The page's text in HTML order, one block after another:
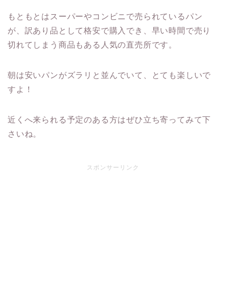
もともとはスーパーやコンビニで売られているパン
が、訳あり品として格安で購入でき、早い時間で売り
切れてしまう商品もある人気の直売所です。
朝は安いパンがズラリと並んでいて、とても楽しいで
すよ！
近くへ来られる予定のある方はぜひ立ち寄ってみて下
さいね。
スポンサーリンク